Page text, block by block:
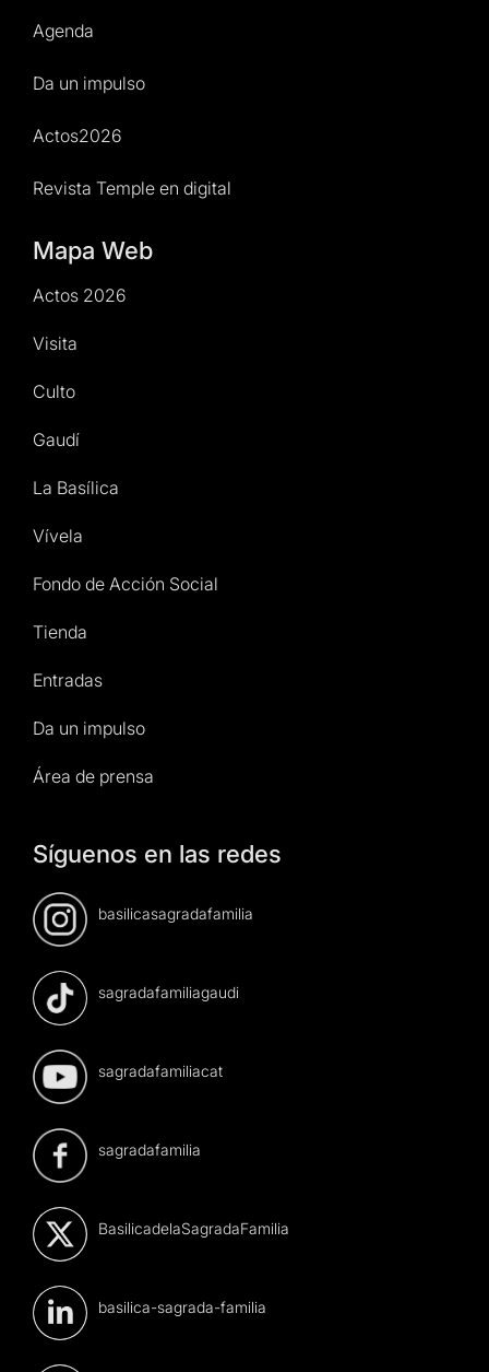
Agenda
Da un impulso
Actos2026
Revista Temple en digital
Mapa Web
Actos 2026
Visita
Culto
Gaudí
La Basílica
Vívela
Fondo de Acción Social
Tienda
Entradas
Da un impulso
Área de prensa
Síguenos en las redes
basilicasagradafamilia
sagradafamiliagaudi
sagradafamiliacat
sagradafamilia
BasilicadelaSagradaFamilia
basilica-sagrada-familia